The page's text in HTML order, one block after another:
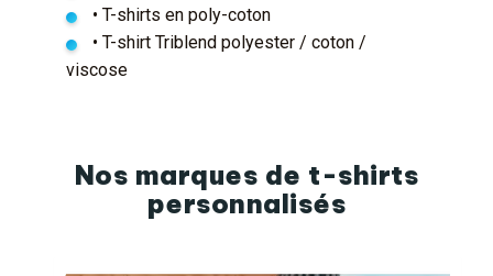
• T-shirts en poly-coton
• T-shirt Triblend polyester / coton /
viscose
Nos marques de t-shirts
personnalisés